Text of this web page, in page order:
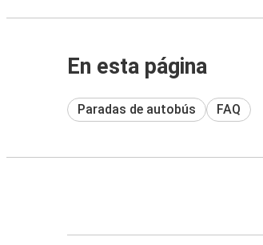
En esta página
Paradas de autobús FAQ